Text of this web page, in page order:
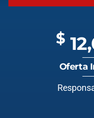
$
Oferta